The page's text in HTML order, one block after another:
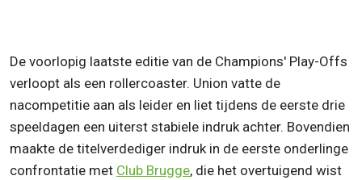
De voorlopig laatste editie van de Champions' Play-Offs
verloopt als een rollercoaster. Union vatte de
nacompetitie aan als leider en liet tijdens de eerste drie
speeldagen een uiterst stabiele indruk achter. Bovendien
maakte de titelverdediger indruk in de eerste onderlinge
confrontatie met Club Brugge, die het overtuigend wist